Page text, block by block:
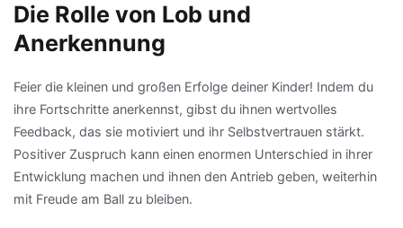
Die Rolle von Lob und
Anerkennung
Feier die kleinen und großen Erfolge deiner Kinder! Indem du
ihre Fortschritte anerkennst, gibst du ihnen wertvolles
Feedback, das sie motiviert und ihr Selbstvertrauen stärkt.
Positiver Zuspruch kann einen enormen Unterschied in ihrer
Entwicklung machen und ihnen den Antrieb geben, weiterhin
mit Freude am Ball zu bleiben.